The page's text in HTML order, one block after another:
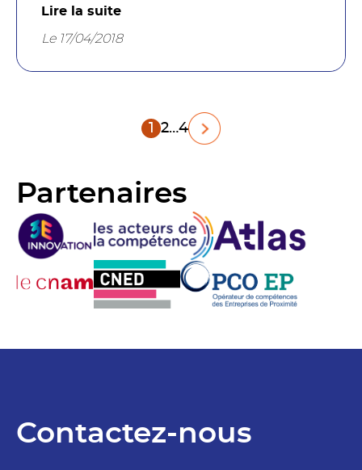
européenne d’échange : «Les médias
d’apprentissage».
Lire la suite
Le 17/04/2018
Pagination
publications
1 2…4
Partenaires
Contactez-nous